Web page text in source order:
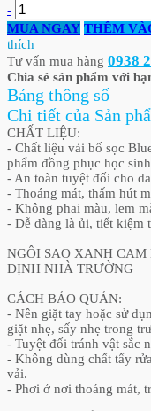
-
MUA NGAY THÊM
thích
Tư vấn mua hàng 0938
Chia sẻ sản phẩm với
Bảng thông số
Chi tiết của Sản
CHẤT LIỆU:
- Chất liệu vải bố sọc
phẩm đồng phục học sinh
- An toàn tuyệt đối cho da
- Thoáng mát, thấm hút
- Không phai màu, lem
- Dễ dàng là ủi, tiết kiệm
NGÔI SAO XANH
ĐỊNH NHÀ TRƯỜNG
CÁCH BẢO QUẢN:
- Nên giặt tay hoặc sử
giặt nhẹ, sấy nhẹ trong
- Tuyệt đối tránh vật sắc
- Không dùng chất tẩy
vải.
- Phơi ở nơi thoáng mát,